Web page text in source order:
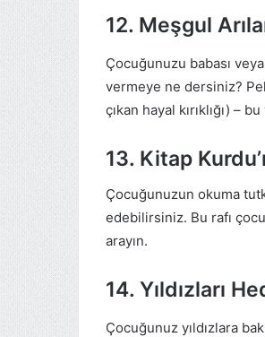
12. Meşgul
Çocuğunuzu babası
vermeye ne dersiniz?
çıkan hayal kırıklığı) –
13. Kitap
Çocuğunuzun okuma
edebilirsiniz. Bu rafı
arayın.
14. Yıldızları
Çocuğunuz yıldızlara